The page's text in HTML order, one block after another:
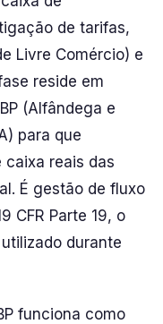
de tarifas,
Livre Comércio) e
reside em
(Alfândega e
para que
caixa reais das
É gestão de fluxo
CFR Parte 19, o
durante
funciona como